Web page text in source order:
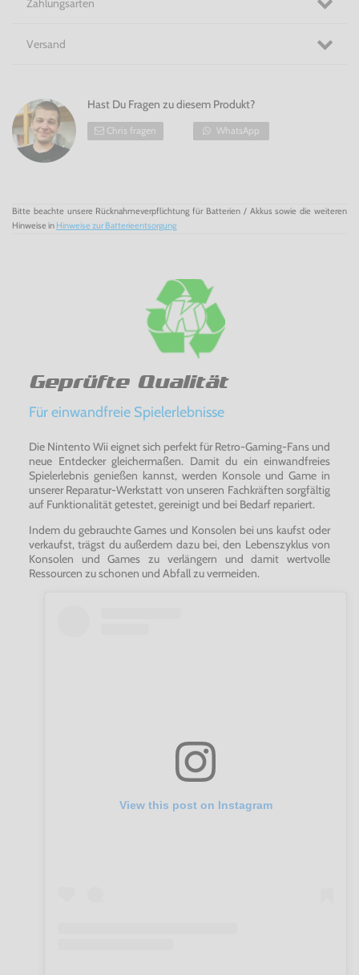
den Duellen ohne ihren vielseitigen Kampfanzug stellen
bislang wenig bekannten Kampftechnik.
Zahlungsarten
Versand
Hast Du Fragen zu diesem Produkt?
Chris fragen WhatsApp
Bitte beachte unsere Rücknahmeverpflichtung für Batterien / Akkus sowie die weiteren
Hinweise in Hinweise zur Batterieentsorgung
Geprüfte Qualität
Für einwandfreie Spielerlebnisse
Die Nintento Wii eignet sich perfekt für Retro-Gaming-Fans und
neue Entdecker gleichermaßen. Damit du ein einwandfreies
Spielerlebnis genießen kannst, werden Konsole und Game in
unserer Reparatur-Werkstatt von unseren Fachkräften sorgfältig
auf Funktionalität getestet, gereinigt und bei Bedarf repariert.
Indem du gebrauchte Games und Konsolen bei uns kaufst oder
verkaufst, trägst du außerdem dazu bei, den Lebenszyklus von
Konsolen und Games zu verlängern und damit wertvolle
Ressourcen zu schonen und Abfall zu vermeiden.
View this post on Instagram